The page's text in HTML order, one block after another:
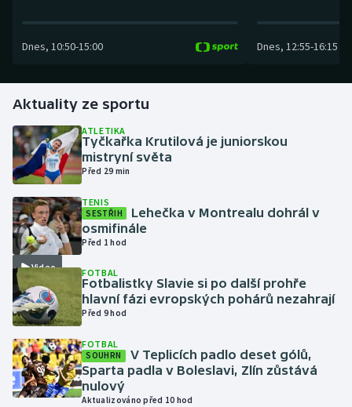
Gymnastika
Házená
Jezdectví
Judo
Krasobruslení
Lezení
Moderní pětiboj
Dnes, 10:50-15:00 Dnes, 12:55-16:15
Aktuality ze sportu
ATLETIKA
Tyčkařka Krutilová je juniorskou
mistryní světa
Před 29 min
Video
TENIS
SESTŘIH
Lehečka v Montrealu dohrál v
osmifinále
Před 1 hod
FOTBAL
Fotbalistky Slavie si po další prohře
hlavní fázi evropských pohárů nezahrají
Před 9 hod
FOTBAL
SOUHRN
V Teplicích padlo deset gólů,
Sparta padla v Boleslavi, Zlín zůstává
nulový
Aktualizováno před 10 hod